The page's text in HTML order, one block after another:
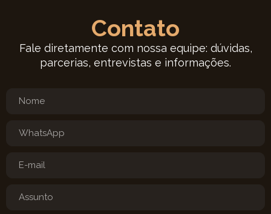
Contato
Fale diretamente com nossa equipe: dúvidas,
parcerias, entrevistas e informações.